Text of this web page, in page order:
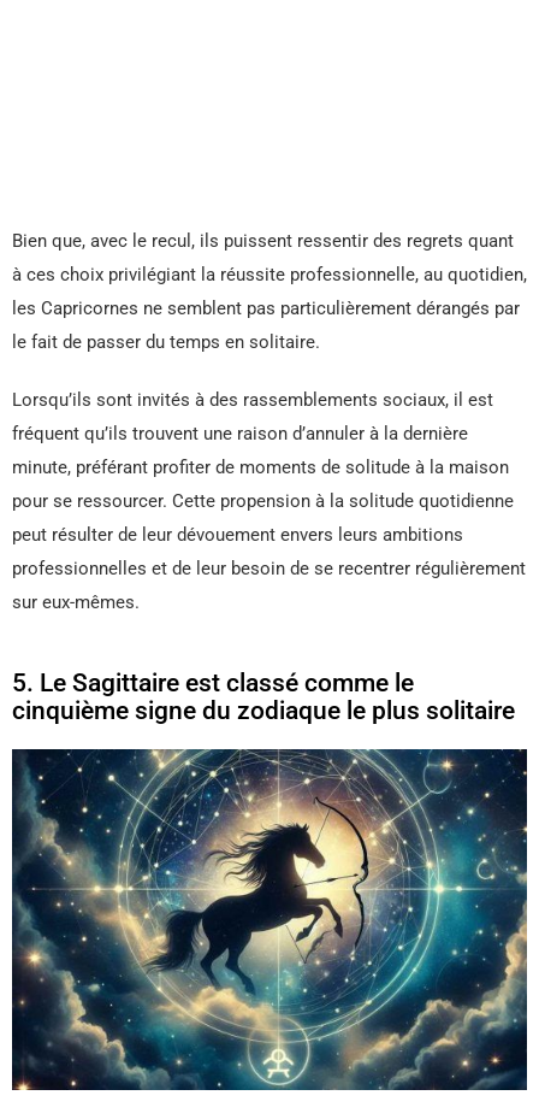
Bien que, avec le recul, ils puissent ressentir des regrets quant
à ces choix privilégiant la réussite professionnelle, au quotidien,
les Capricornes ne semblent pas particulièrement dérangés par
le fait de passer du temps en solitaire.
Lorsqu’ils sont invités à des rassemblements sociaux, il est
fréquent qu’ils trouvent une raison d’annuler à la dernière
minute, préférant profiter de moments de solitude à la maison
pour se ressourcer. Cette propension à la solitude quotidienne
peut résulter de leur dévouement envers leurs ambitions
professionnelles et de leur besoin de se recentrer régulièrement
sur eux-mêmes.
5. Le Sagittaire est classé comme le
cinquième signe du zodiaque le plus solitaire